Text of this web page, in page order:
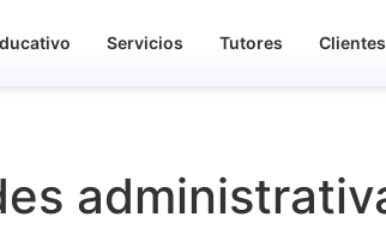
Servicios Tutores Clientes